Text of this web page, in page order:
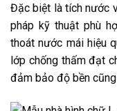
Đặc biệt là tích nước
pháp kỹ thuật phù
thoát nước mái hiệu
lớp chống thấm đạt
đảm bảo độ bền